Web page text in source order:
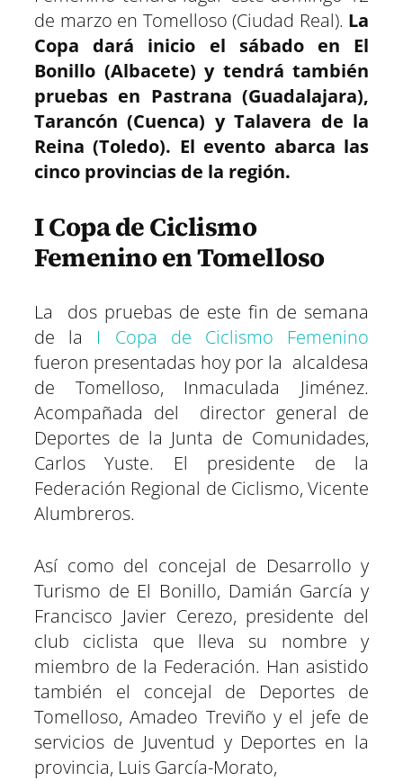
de marzo en Tomelloso (Ciudad Real). La
Copa dará inicio el sábado en El
Bonillo (Albacete) y tendrá también
pruebas en Pastrana (Guadalajara),
Tarancón (Cuenca) y Talavera de la
Reina (Toledo). El evento abarca las
cinco provincias de la región.
I Copa de Ciclismo
Femenino en Tomelloso
La dos pruebas de este fin de semana
de la I Copa de Ciclismo Femenino
fueron presentadas hoy por la alcaldesa
de Tomelloso, Inmaculada Jiménez.
Acompañada del director general de
Deportes de la Junta de Comunidades,
Carlos Yuste. El presidente de la
Federación Regional de Ciclismo, Vicente
Alumbreros.
Así como del concejal de Desarrollo y
Turismo de El Bonillo, Damián García y
Francisco Javier Cerezo, presidente del
club ciclista que lleva su nombre y
miembro de la Federación. Han asistido
también el concejal de Deportes de
Tomelloso, Amadeo Treviño y el jefe de
servicios de Juventud y Deportes en la
provincia, Luis García-Morato,